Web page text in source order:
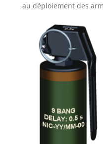
au déploiement des